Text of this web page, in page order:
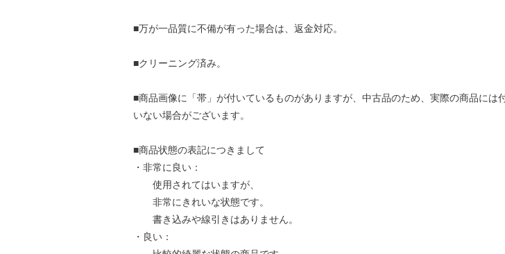
■万が一品質に不備が有った場合は、返金対応。
■クリーニング済み。
■商品画像に「帯」が付いているものがありますが、中古品のため、実際の商品には
いない場合がございます。
■商品状態の表記につきまして
・非常に良い：
使用されてはいますが、
非常にきれいな状態です。
書き込みや線引きはありません。
・良い：